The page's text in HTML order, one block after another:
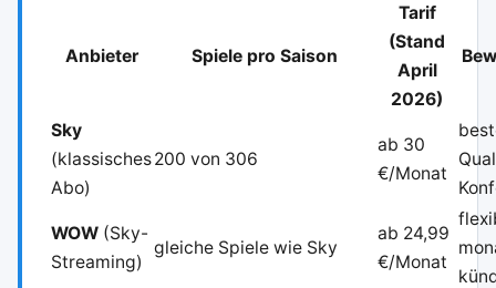
Anbieter Spiele pro Saison
Tarif
(Stand
April
2026)
Sky
(klassisches
Abo)
200 von 306
ab 30
€/Monat
WOW (Sky-
Streaming)
gleiche Spiele wie Sky
ab 24,99
€/Monat